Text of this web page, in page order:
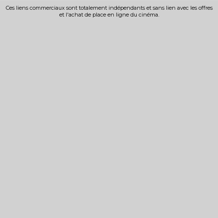
Ces liens commerciaux sont totalement indépendants et sans lien avec les offres
et l'achat de place en ligne du cinéma.